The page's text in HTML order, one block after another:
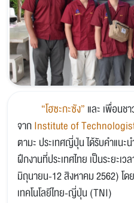
“โฮซะกะซัง” และ เพื่อนช
จากInstitute of
ตามะ ประเทศญี่ปุ่นได้รับคำแนะ
ฝึกงานที่ประเทศไทย เป็นระยะเว
มิถุนายน-12 สิงหาคม 2562)โด
เทคโนโลยีไทย-ญี่ปุ่น (TNI)